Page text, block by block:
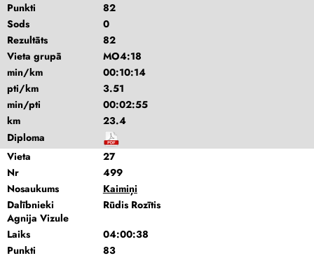
Punkti
82
Sods
0
Rezultāts
82
Vieta grupā
MO4:18
min/km
00:10:14
pti/km
3.51
min/pti
00:02:55
km
23.4
Diploma
Vieta
27
Nr
499
Nosaukums
Kaimiņi
Dalībnieki
Rūdis Rozītis
Agnija Vizule
Laiks
04:00:38
Punkti
83